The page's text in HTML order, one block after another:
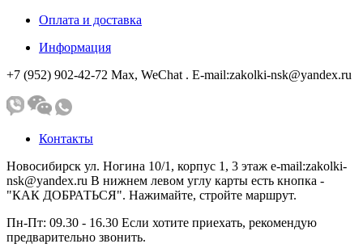
Оплата и доставка
Информация
+7 (952) 902-42-72 Мах, WeChat . E-mail:zakolki-nsk@yandex.ru
Контакты
Новосибирск ул. Ногина 10/1, корпус 1, 3 этаж e-mail:zakolki-
nsk@yandex.ru В нижнем левом углу карты есть кнопка -
"КАК ДОБРАТЬСЯ". Нажимайте, стройте маршрут.
Пн-Пт: 09.30 - 16.30 Если хотите приехать, рекомендую
предварительно звонить.